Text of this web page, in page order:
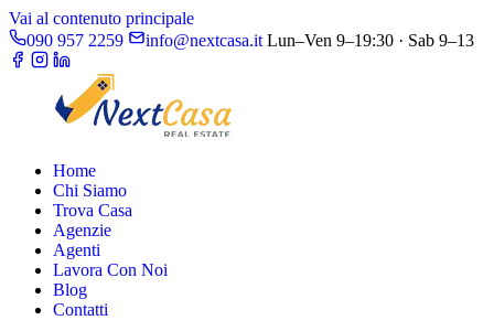
Vai al contenuto principale
090 957 2259
info@nextcasa.it Lun–Ven 9–19:30 · Sab 9–13
Home
Chi Siamo
Trova Casa
Agenzie
Agenti
Lavora Con Noi
Blog
Contatti